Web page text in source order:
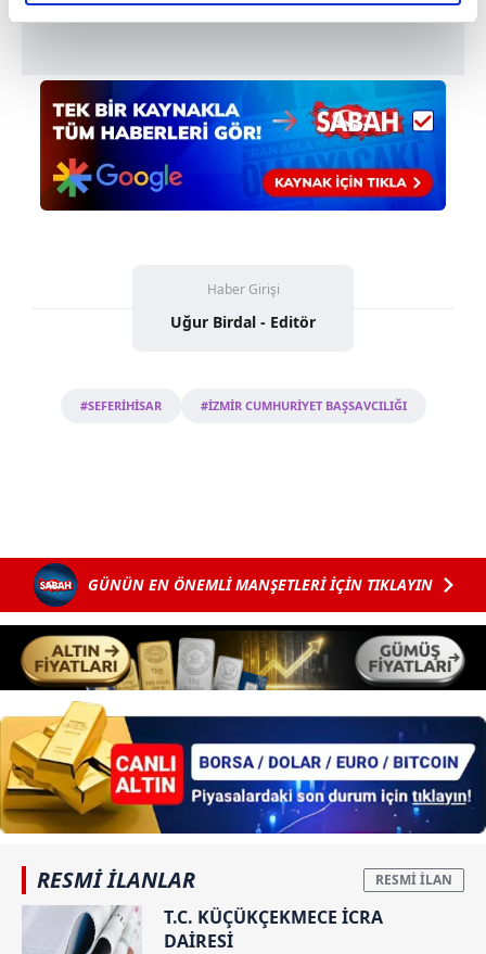
reklamların maliyetlerimizi karşılamak noktasında tek gelir
Her halükârda, kullanıcılar, bu çerezlere izin vermedikleri
takdirde, kullanıcılara hedefli reklamlar
gösterilmeyecektir."
Sizlere daha iyi bir hizmet sunabilmek için İnternet
verileriniz işlenmekte olup gerekli olan çerezler bilgi
toplumu hizmetlerinin sunulması amacıyla
sınırlı olarak açık rızanız dahilinde kullanılacaktır.
6698 sayılı Kişisel Verilerin Korunması Kanunu uyarınca
hazırlanmış Aydınlatma Metnimizi okumak ve sitemizde
ilgili mevzuata uygun olarak kullanılan çerezlerle ilgili bilgi
almak için lütfentıklayınız.
Haber Girişi
Uğur Birdal - Editör
#SEFERİHİSAR #İZMİR CUMHURİYET BAŞSAVCILIĞI
GÜNÜN EN ÖNEMLİ MANŞETLERİ İÇİN TIKLAYIN
RESMİ İLANLAR
T.C. KÜÇÜKÇEKMECE İCRA
DAİRESİ